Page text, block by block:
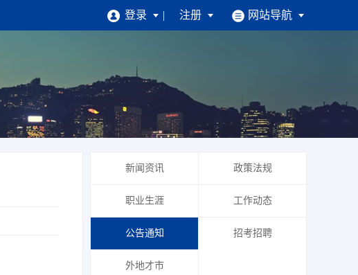
登录 注册 网站导航
求职找工作
注册简历 找工作 | 掌上求职
企业招人才
企业注册 掌上招聘
新闻资讯 政策法规
职业生涯 工作动态
公告通知 招考招聘
外地才市